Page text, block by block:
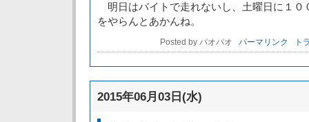
明日はバイトで走れないし、土曜日に１０
をやらんとあかんね。
Posted by パオパオ パーマリンク ト
2015年06月03日(水)